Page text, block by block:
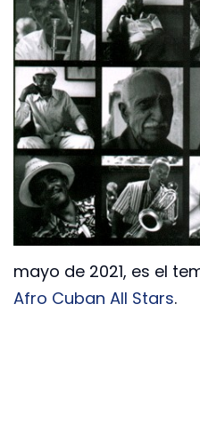
mayo de 2021, es el
Afro Cuban All Stars.